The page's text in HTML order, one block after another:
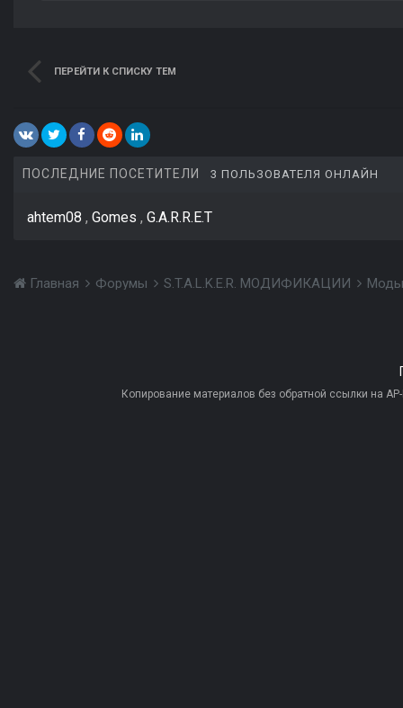
ПЕРЕЙТИ К СПИСКУ ТЕМ
ПОСЛЕДНИЕ ПОСЕТИТЕЛИ 3 ПОЛЬЗОВАТЕЛЯ ОНЛАЙН
ahtem08 Gomes G.A.R.R.E.T
Главная Форумы S.T.A.L.K.E.R. МОДИФИКАЦИИ
Копирование материалов без обратной ссылки на